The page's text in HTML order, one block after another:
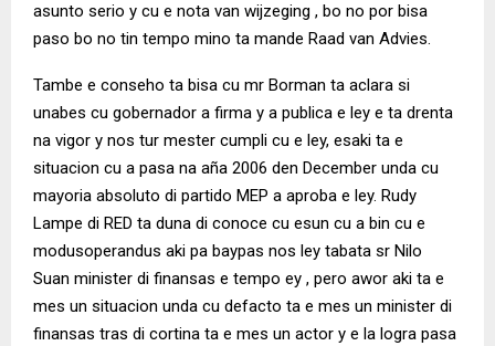
asunto serio y cu e nota van wijzeging , bo no por bisa
paso bo no tin tempo mino ta mande Raad van Advies.
Tambe e conseho ta bisa cu mr Borman ta aclara si
unabes cu gobernador a firma y a publica e ley e ta drenta
na vigor y nos tur mester cumpli cu e ley, esaki ta e
situacion cu a pasa na aña 2006 den December unda cu
mayoria absoluto di partido MEP a aproba e ley. Rudy
Lampe di RED ta duna di conoce cu esun cu a bin cu e
modusoperandus aki pa baypas nos ley tabata sr Nilo
Suan minister di finansas e tempo ey , pero awor aki ta e
mes un situacion unda cu defacto ta e mes un minister di
finansas tras di cortina ta e mes un actor y e la logra pasa